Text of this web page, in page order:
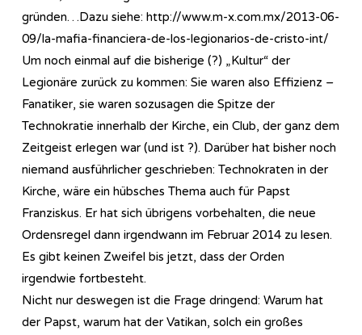
gründen…Dazu siehe: http://www.m-x.com.mx/2013-06-
09/la-mafia-financiera-de-los-legionarios-de-cristo-int/
Um noch einmal auf die bisherige (?) „Kultur“ der
Legionäre zurück zu kommen: Sie waren also Effizienz –
Fanatiker, sie waren sozusagen die Spitze der
Technokratie innerhalb der Kirche, ein Club, der ganz dem
Zeitgeist erlegen war (und ist ?). Darüber hat bisher noch
niemand ausführlicher geschrieben: Technokraten in der
Kirche, wäre ein hübsches Thema auch für Papst
Franziskus. Er hat sich übrigens vorbehalten, die neue
Ordensregel dann irgendwann im Februar 2014 zu lesen.
Es gibt keinen Zweifel bis jetzt, dass der Orden
irgendwie fortbesteht.
Nicht nur deswegen ist die Frage dringend: Warum hat
der Papst, warum hat der Vatikan, solch ein großes